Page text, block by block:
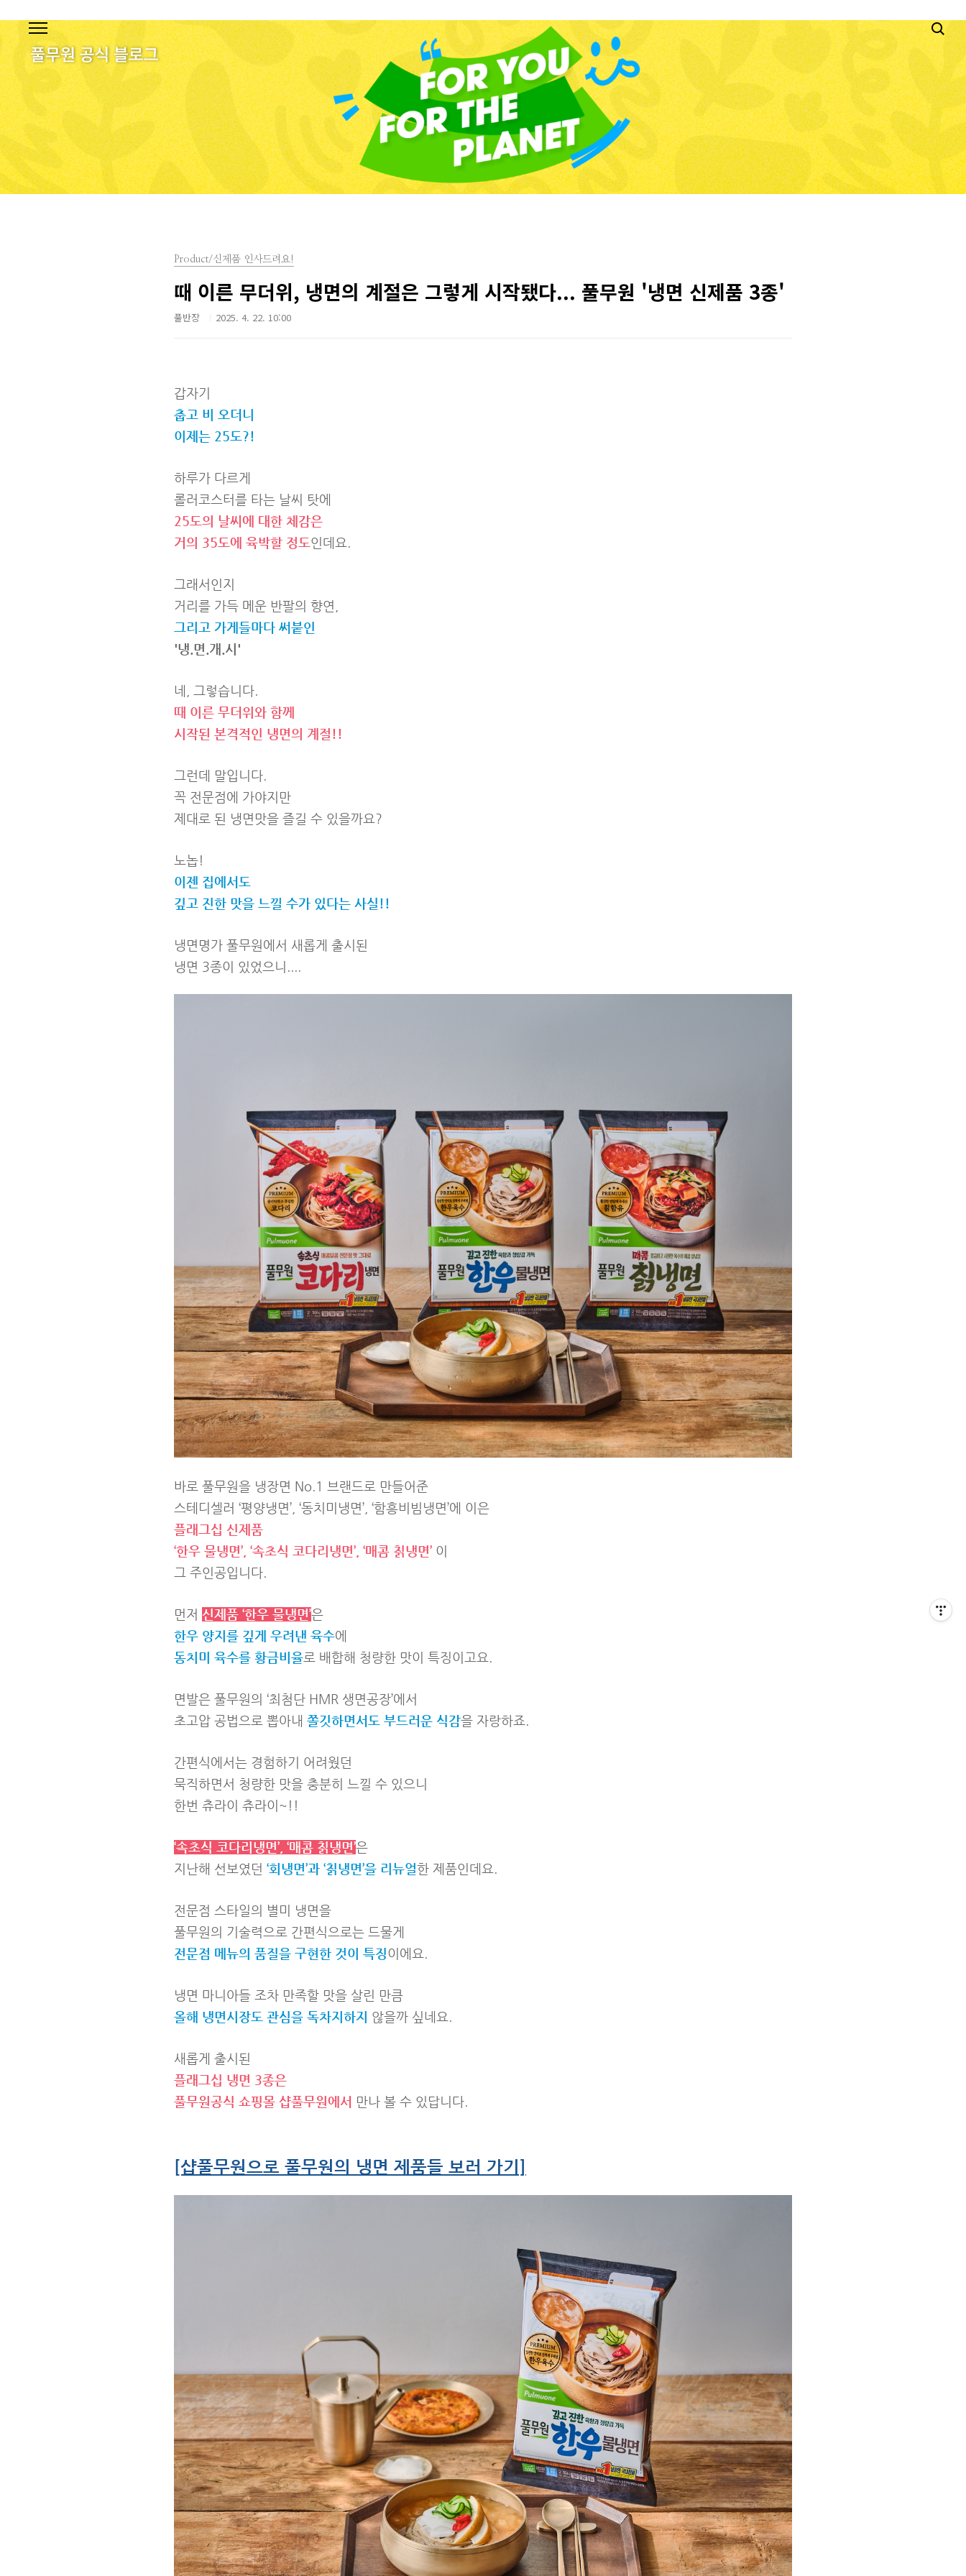
Product/신제품 인사드려요!
때 이른 무더위, 냉면의 계절은 그렇게 시작됐다... 풀무원 '냉면 신제품 3종'
풀반장 2025. 4. 22. 10:00
갑자기
춥고 비 오더니
이제는 25도?!
하루가 다르게
롤러코스터를 타는 날씨 탓에
25도의 날씨에 대한 체감은
거의 35도에 육박할 정도인데요.
그래서인지
거리를 가득 메운 반팔의 향연,
그리고 가게들마다 써붙인
'냉.면.개.시'
네, 그렇습니다.
때 이른 무더위와 함께
시작된 본격적인 냉면의 계절!!
그런데 말입니다.
꼭 전문점에 가야지만
제대로 된 냉면맛을 즐길 수 있을까요?
노놉!
이젠 집에서도
깊고 진한 맛을 느낄 수가 있다는 사실!!
냉면명가 풀무원에서 새롭게 출시된
냉면 3종이 있었으니....
바로 풀무원을 냉장면 No.1 브랜드로 만들어준
스테디셀러 ‘평양냉면’, ‘동치미냉면’, ‘함흥비빔냉면’에 이은
플래그십 신제품
‘한우 물냉면’, ‘속초식 코다리냉면’, ‘매콤 칡냉면’ 이
그 주인공입니다.
먼저 신제품 ‘한우 물냉면’은
한우 양지를 깊게 우려낸 육수에
동치미 육수를 황금비율로 배합해 청량한 맛이 특징이고요.
면발은 풀무원의 ‘최첨단 HMR 생면공장’에서
초고압 공법으로 뽑아내 쫄깃하면서도 부드러운 식감을 자랑하죠.
간편식에서는 경험하기 어려웠던
묵직하면서 청량한 맛을 충분히 느낄 수 있으니
한번 츄라이 츄라이~!!
‘속초식 코다리냉면’, ‘매콤 칡냉면’은
지난해 선보였던 ‘회냉면’과 ‘칡냉면’을 리뉴얼한 제품인데요.
전문점 스타일의 별미 냉면을
풀무원의 기술력으로 간편식으로는 드물게
전문점 메뉴의 품질을 구현한 것이 특징이에요.
냉면 마니아들 조차 만족할 맛을 살린 만큼
올해 냉면시장도 관심을 독차지하지 않을까 싶네요.
새롭게 출시된
플래그십 냉면 3종은
풀무원공식 쇼핑몰 샵풀무원에서 만나 볼 수 있답니다.
[샵풀무원으로 풀무원의 냉면 제품들 보러 가기]